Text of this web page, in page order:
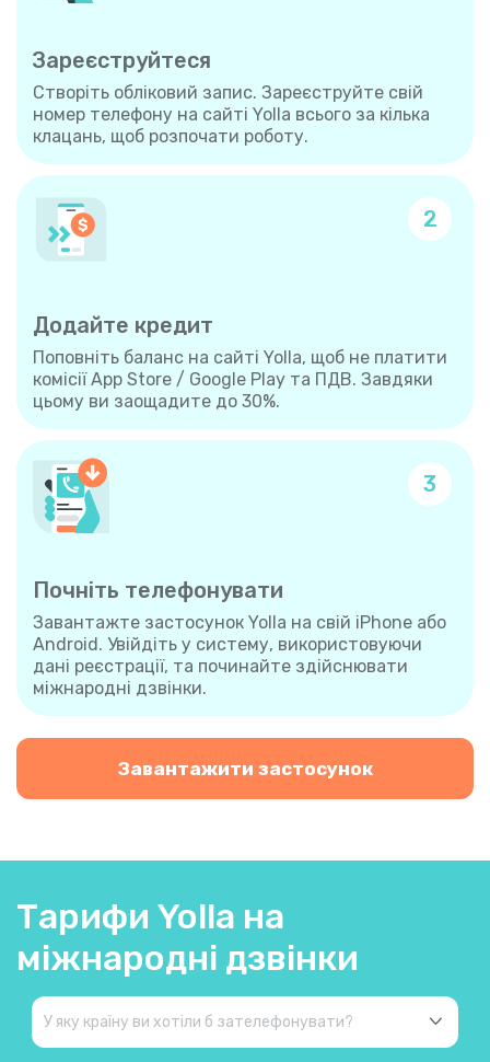
Зареєструйтеся
Створіть обліковий запис. Зареєструйте свій
номер телефону на сайті Yolla всього за кілька
клацань, щоб розпочати роботу.
2
Додайте кредит
Поповніть баланс на сайті Yolla, щоб не платити
комісії App Store / Google Play та ПДВ. Завдяки
цьому ви заощадите до 30%.
3
Почніть телефонувати
Завантажте застосунок Yolla на свій iPhone або
Android. Увійдіть у систему, використовуючи
дані реєстрації, та починайте здійснювати
міжнародні дзвінки.
Завантажити застосунок
Тарифи Yolla на
міжнародні дзвінки